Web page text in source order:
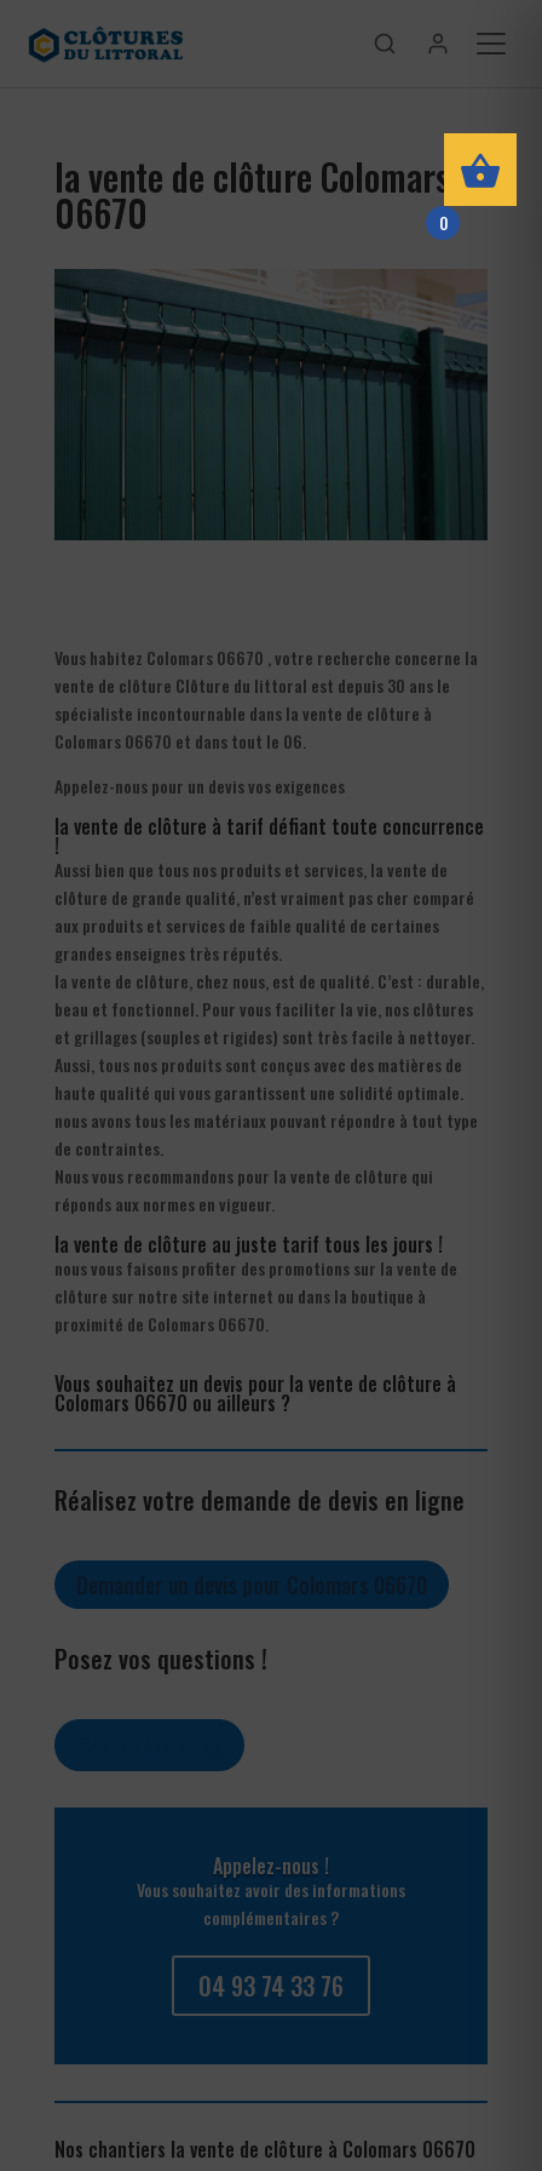
la vente de clôture Colomars
06670
Vous habitez Colomars 06670 , votre recherche concerne la
vente de clôture Clôture du littoral est depuis 30 ans le
spécialiste incontournable dans la vente de clôture à
Colomars 06670 et dans tout le 06.
Appelez-nous pour un devis vos exigences
la vente de clôture à tarif défiant toute concurrence
!
Aussi bien que tous nos produits et services, la vente de
clôture de grande qualité, n’est vraiment pas cher comparé
aux produits et services de faible qualité de certaines
grandes enseignes très réputés.
la vente de clôture, chez nous, est de qualité. C’est : durable,
beau et fonctionnel. Pour vous faciliter la vie, nos clôtures
et grillages (souples et rigides) sont très facile à nettoyer.
Aussi, tous nos produits sont conçus avec des matières de
haute qualité qui vous garantissent une solidité optimale.
nous avons tous les matériaux pouvant répondre à tout type
de contraintes.
Nous vous recommandons pour la vente de clôture qui
réponds aux normes en vigueur.
la vente de clôture au juste tarif tous les jours !
nous vous faisons profiter des promotions sur la vente de
clôture sur notre site internet ou dans la boutique à
proximité de Colomars 06670.
Vous souhaitez un devis pour la vente de clôture à
Colomars 06670 ou ailleurs ?
Réalisez votre demande de devis en ligne
Posez vos questions !
Appelez-nous !
Vous souhaitez avoir des informations
complémentaires ?
04 93 74 33 76
Nos chantiers la vente de clôture à Colomars 06670
0